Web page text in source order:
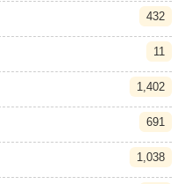
432
11
1,402
691
1,038